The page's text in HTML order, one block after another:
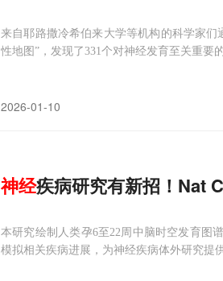
来自耶路撒冷希伯来大学等机构的科学家们
性地图”，发现了331个对神经发育至关重要
2026-01-10
神经疾病研究有新招！Nat
本研究绘制人类孕6至22周中脑时空发育图
模拟相关疾病进展，为神经疾病体外研究提